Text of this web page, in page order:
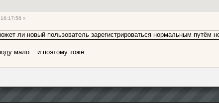
»
ли новый пользователь зарегистрироваться нормальным путём
мало... и поэтому тоже...